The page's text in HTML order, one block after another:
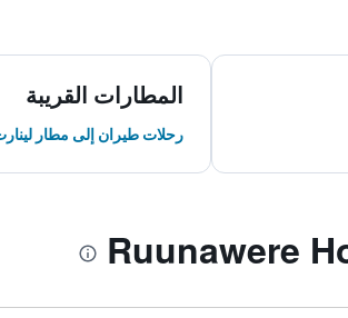
المطارات القريبة
رحلات طيران إلى مطار